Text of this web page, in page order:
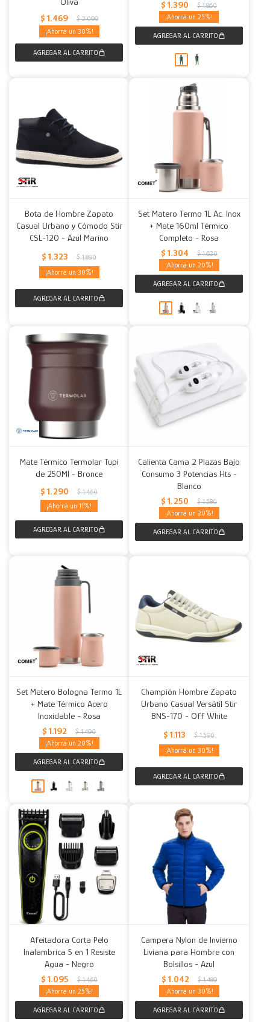
$ 1.469 $ 2.099
30
$ 1.390 $ 1.860
25
Bota de Hombre Zapato
Casual Urbano y Cómodo Stir
CSL-120 - Azul Marino
$ 1.323 $ 1.890
30
Set Matero Termo 1L Ac. Inox
+ Mate 160ml Térmico
Completo - Rosa
$ 1.304 $ 1.630
20
Mate Térmico Termolar Tupi
de 250Ml - Bronce
$ 1.290 $ 1.460
11
Calienta Cama 2 Plazas Bajo
Consumo 3 Potencias Hts -
Blanco
$ 1.250 $ 1.580
20
Set Matero Bologna Termo 1L
+ Mate Térmico Acero
Inoxidable - Rosa
$ 1.192 $ 1.490
20
Champión Hombre Zapato
Urbano Casual Versátil Stir
BNS-170 - Off White
$ 1.113 $ 1.590
30
Afeitadora Corta Pelo
Inalambrica 5 en 1 Resiste
Agua - Negro
$ 1.095 $ 1.460
25
Campera Nylon de Invierno
Liviana para Hombre con
Bolsillos - Azul
$ 1.042 $ 1.489
30